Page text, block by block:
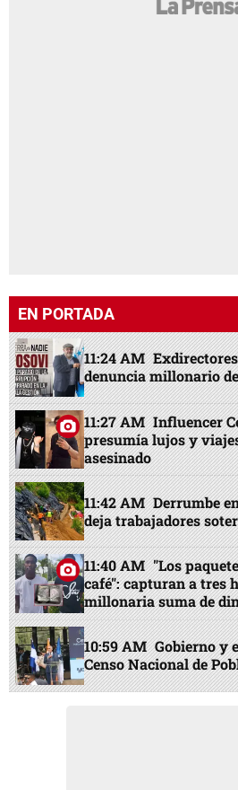
EN PORTADA
11:24 AM
denuncia millonario
11:27 AM Influencer
presumía lujos y
asesinado
11:42 AM Derrumbe
deja trabajadores
11:40 AM "Los
café": capturan a tres
millonaria suma de
10:59 AM Gobierno y
Censo Nacional de